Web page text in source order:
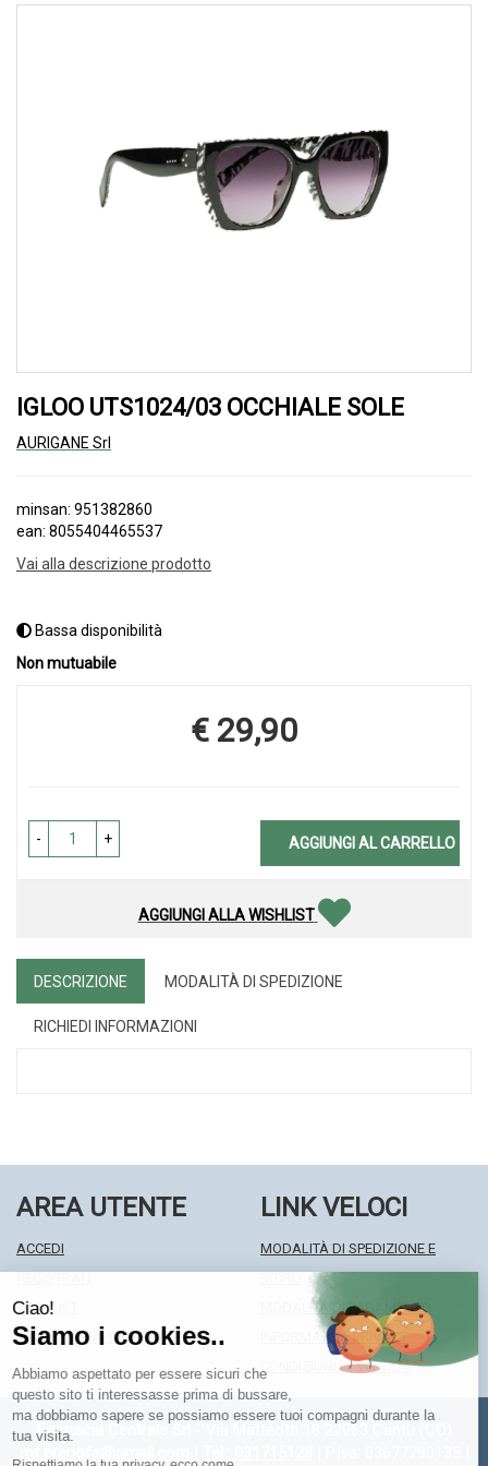
IGLOO UTS1024/03 OCCHIALE SOLE
AURIGANE Srl
minsan: 951382860
ean: 8055404465537
Vai alla descrizione prodotto
Bassa disponibilità
Non mutuabile
Prezzo
€ 29,90
- + AGGIUNGI AL CARRELLO
AGGIUNGI ALLA WISHLIST
DESCRIZIONE MODALITÀ DI SPEDIZIONE
RICHIEDI INFORMAZIONI
AREA UTENTE
ACCEDI
WISHLIST
ISCRIZIONE ALLA NEWSLETTER
LINK VELOCI
MODALITÀ DI SPEDIZIONE E
MODALITÀ DI PAGAMENTO
INFORMATIVA PRIVACY
CONDIZIONI DI VENDITA
Farmacia Centrale Srl